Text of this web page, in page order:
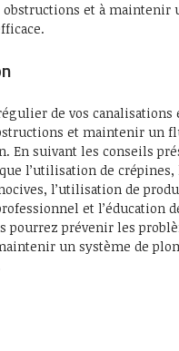
et à maintenir
de vos
et maintenir un
En suivant les conseils
l’utilisation de crépines,
l’utilisation de
et l’éducation
pourrez prévenir les
un système de